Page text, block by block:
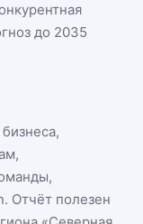
до 2035
Отчёт полезен